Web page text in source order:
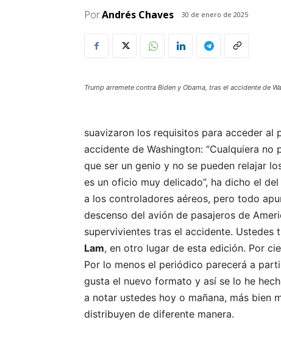
PorAndrés Chaves 30 de enero de 2025
Trump arremete contra Biden y Obama, tras el accidente de
suavizaron los requisitos para acceder al
accidente de Washington: “Cualquiera
que ser un genio y no se pueden relajar
es un oficio muy delicado”, ha dicho el
a los controladores aéreos, pero todo
descenso del avión de pasajeros de
supervivientes tras el accidente. Ustedes
Lam, en otro lugar de esta edición. Por
Por lo menos el periódico parecerá a
gusta el nuevo formato y así se lo he
a notar ustedes hoy o mañana, más bien
distribuyen de diferente manera.